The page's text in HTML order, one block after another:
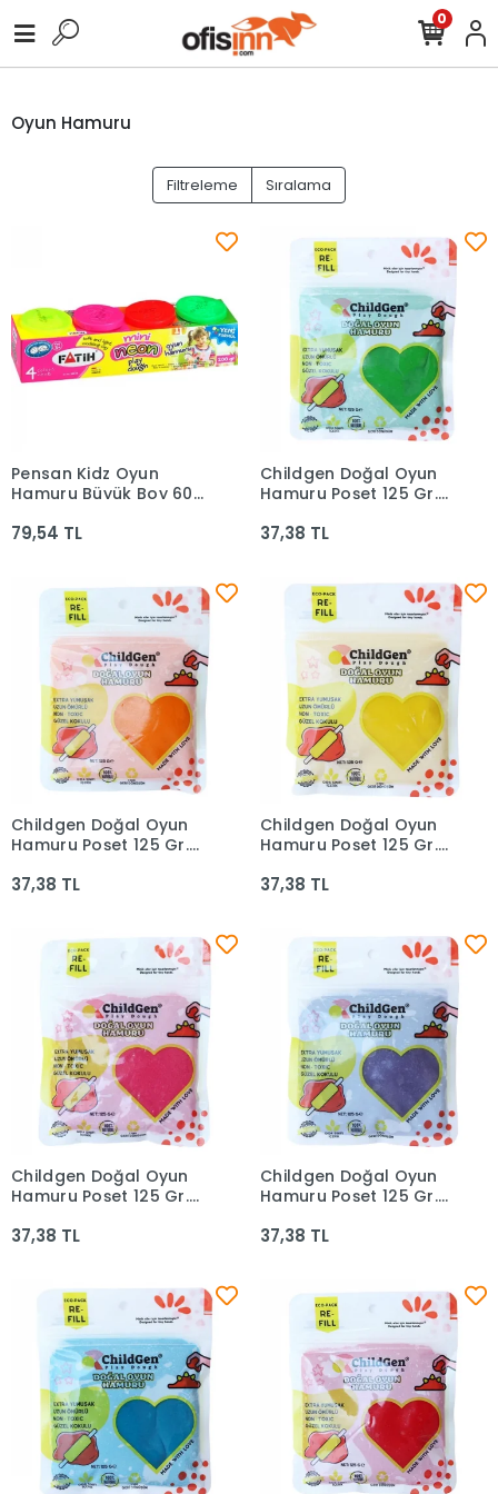
0
Oyun Hamuru
Filtreleme Sıralama
Sepete Ekle
Pensan Kidz Oyun
Hamuru Büyük Boy 600
79,54 TL
Sepete Ekle
Childgen Doğal Oyun
Hamuru Poşet 125 Gr.
37,38 TL
Sepete Ekle
Childgen Doğal Oyun
Hamuru Poşet 125 Gr.
37,38 TL
Sepete Ekle
Childgen Doğal Oyun
Hamuru Poşet 125 Gr.
37,38 TL
Sepete Ekle
Childgen Doğal Oyun
Hamuru Poşet 125 Gr.
37,38 TL
Sepete Ekle
Childgen Doğal Oyun
Hamuru Poşet 125 Gr.
37,38 TL